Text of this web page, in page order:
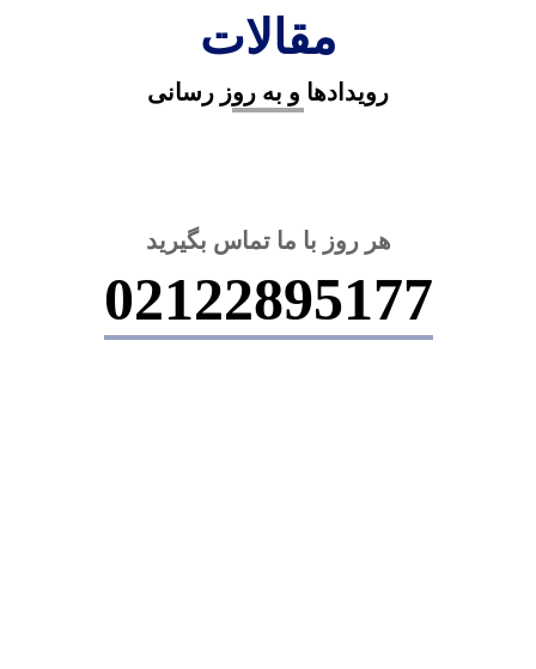
مقالات
رویدادها و به روز رسانی
مهاجرت حسابدار به آلمان
انواع پاسپورت آلمان
مهاجرت به آلمان بهتر است یا اتریش
هر روز با ما تماس بگیرید
02122895177